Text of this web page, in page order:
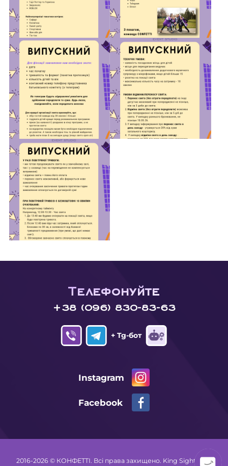
Телефонуйте
+38 (096) 830-83-63
+ Tg-бот
Instagram
Facebook
2016-2026 © КОНФЕТТІ. Всі права захищено. King Sight Dev.